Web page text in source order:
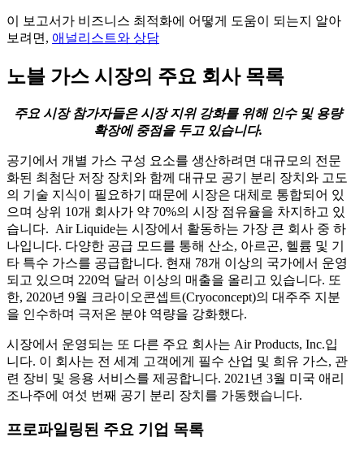
이 보고서가 비즈니스 최적화에 어떻게 도움이 되는지 알아
보려면, 애널리스트와 상담
노블 가스 시장의 주요 회사 목록
주요 시장 참가자들은 시장 지위 강화를 위해 인수 및 용량
확장에 중점을 두고 있습니다.
공기에서 개별 가스 구성 요소를 생산하려면 대규모의 전문
화된 최첨단 저장 장치와 함께 대규모 공기 분리 장치와 고도
의 기술 지식이 필요하기 때문에 시장은 대체로 통합되어 있
으며 상위 10개 회사가 약 70%의 시장 점유율을 차지하고 있
습니다. Air Liquide는 시장에서 활동하는 가장 큰 회사 중 하
나입니다. 다양한 공급 모드를 통해 산소, 아르곤, 헬륨 및 기
타 특수 가스를 공급합니다. 현재 78개 이상의 국가에서 운영
되고 있으며 220억 달러 이상의 매출을 올리고 있습니다. 또
한, 2020년 9월 크라이오콘셉트(Cryoconcept)의 대주주 지분
을 인수하며 극저온 분야 역량을 강화했다.
시장에서 운영되는 또 다른 주요 회사는 Air Products, Inc.입
니다. 이 회사는 전 세계 고객에게 필수 산업 및 희유 가스, 관
련 장비 및 응용 서비스를 제공합니다. 2021년 3월 미국 애리
조나주에 여섯 번째 공기 분리 장치를 가동했습니다.
프로파일링된 주요 기업 목록